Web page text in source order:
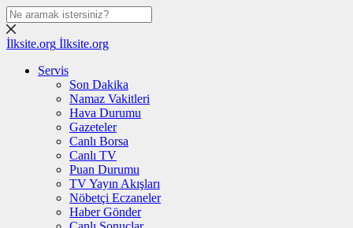
İlksite.org İlksite.org
Servis
Son Dakika
Namaz Vakitleri
Hava Durumu
Gazeteler
Canlı Borsa
Canlı TV
Puan Durumu
TV Yayın Akışları
Nöbetçi Eczaneler
Haber Gönder